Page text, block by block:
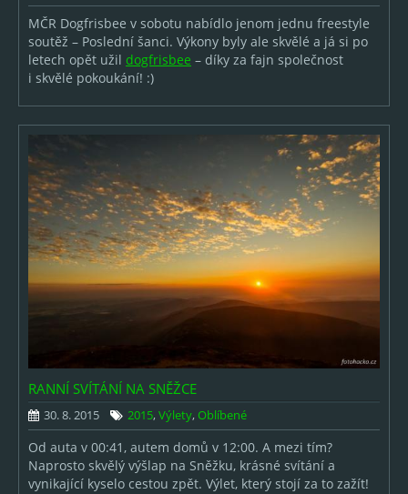
MČR Dogfrisbee v sobotu nabídlo jenom jednu freestyle
soutěž – Poslední šanci. Výkony byly ale skvělé a já si po
letech opět užil dogfrisbee – díky za fajn společnost
i skvělé pokoukání! :)
RANNÍ SVÍTÁNÍ NA SNĚŽCE
30. 8. 2015 2015,Výlety,Oblíbené
Od auta v 00:41, autem domů v 12:00. A mezi tím?
Naprosto skvělý výšlap na Sněžku, krásné svítání a
vynikající kyselo cestou zpět. Výlet, který stojí za to zažít!